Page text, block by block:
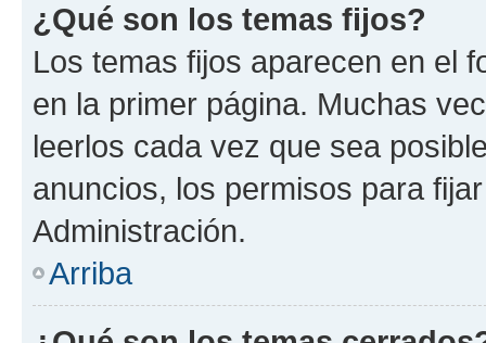
¿Qué son los temas fijos?
Los temas fijos aparecen en el
en la primer página. Muchas
leerlos cada vez que sea
anuncios, los permisos para
Administración.
Arriba